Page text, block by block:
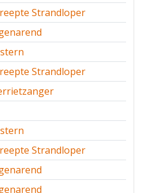
Strandloper
Strandloper
Strandloper